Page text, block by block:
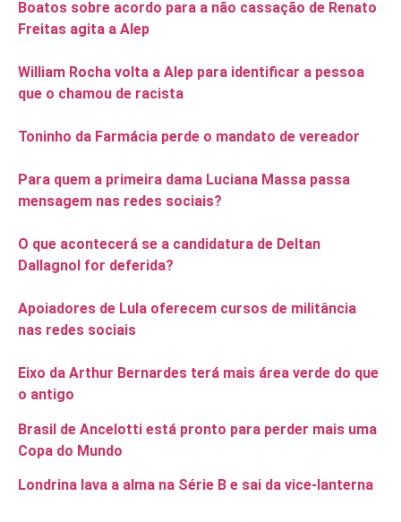
Boatos sobre acordo para a não cassação de Renato
Freitas agita a Alep
William Rocha volta a Alep para identificar a pessoa
que o chamou de racista
Toninho da Farmácia perde o mandato de vereador
Para quem a primeira dama Luciana Massa passa
mensagem nas redes sociais?
O que acontecerá se a candidatura de Deltan
Dallagnol for deferida?
Apoiadores de Lula oferecem cursos de militância
nas redes sociais
Eixo da Arthur Bernardes terá mais área verde do que
o antigo
Brasil de Ancelotti está pronto para perder mais uma
Copa do Mundo
Londrina lava a alma na Série B e sai da vice-lanterna